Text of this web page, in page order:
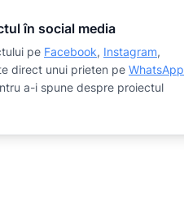
în social media
pe Facebook, Instagram,
direct unui prieten pe WhatsApp
a-i spune despre proiectul